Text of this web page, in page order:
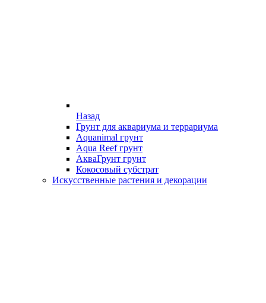
Назад
Грунт для аквариума и террариума
Aquanimal грунт
Aqua Reef грунт
АкваГрунт грунт
Кокосовый субстрат
Искусственные растения и декорации